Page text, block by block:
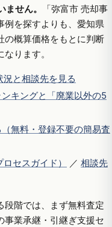
せん。
「弥富市 売却事
例を探すよりも、愛知県
の概算価格をもとに判断
ります。
と相談先を見る
キングと「廃業以外の5
無料・登録不要の簡易査
セスガイド）
／ 相談先
段階では、まず無料査定
事業承継・引継ぎ支援セ